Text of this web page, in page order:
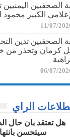
الصحفيين
الكبير محمود
11/07/
الصحفيين تدين
كرمان وتحذر
06/07/
الراي
هل تعتقد بان حال
سيتحسن